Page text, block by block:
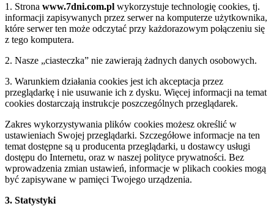
1. Strona www.7dni.com.pl wykorzystuje technologię cookies, tj.
informacji zapisywanych przez serwer na komputerze użytkownika,
które serwer ten może odczytać przy każdorazowym połączeniu się
z tego komputera.
2. Nasze „ciasteczka” nie zawierają żadnych danych osobowych.
3. Warunkiem działania cookies jest ich akceptacja przez
przeglądarkę i nie usuwanie ich z dysku. Więcej informacji na temat
cookies dostarczają instrukcje poszczególnych przeglądarek.
Zakres wykorzystywania plików cookies możesz określić w
ustawieniach Swojej przeglądarki. Szczegółowe informacje na ten
temat dostępne są u producenta przeglądarki, u dostawcy usługi
dostępu do Internetu, oraz w naszej polityce prywatności. Bez
wprowadzenia zmian ustawień, informacje w plikach cookies mogą
być zapisywane w pamięci Twojego urządzenia.
3. Statystyki